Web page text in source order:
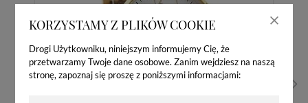
KORZYSTAMY Z PLIKÓW COOKIE
Drogi Użytkowniku, niniejszym informujemy Cię, że
przetwarzamy Twoje dane osobowe. Zanim wejdziesz na naszą
stronę, zapoznaj się proszę z poniższymi informacjami: